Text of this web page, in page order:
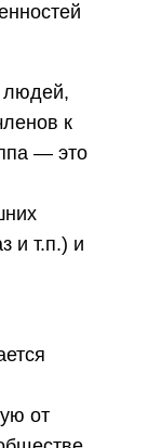
людей,
к
— это
и т.п.) и
от